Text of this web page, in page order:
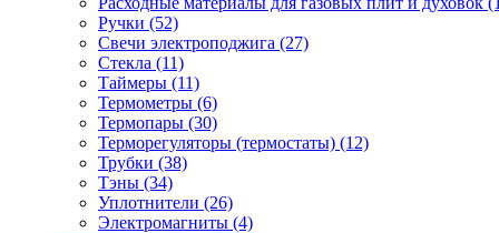
Ручки (52)
Свечи электроподжига (27)
Стекла (11)
Таймеры (11)
Термометры (6)
Термопары (30)
Терморегуляторы (термостаты) (12)
Трубки (38)
Тэны (34)
Уплотнители (26)
Электромагниты (4)